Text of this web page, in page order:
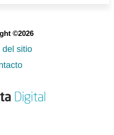
©2026
del sitio